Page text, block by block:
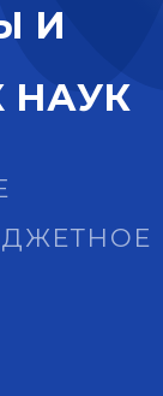
И
НАУК